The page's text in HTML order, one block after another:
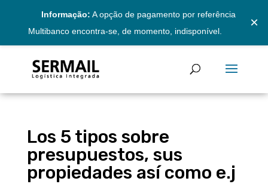
Informação: A opção de pagamento por referência
Multibanco encontra-se, de momento, indisponível.
×
Los 5 tipos sobre
presupuestos, sus
propiedades así­ como e.j